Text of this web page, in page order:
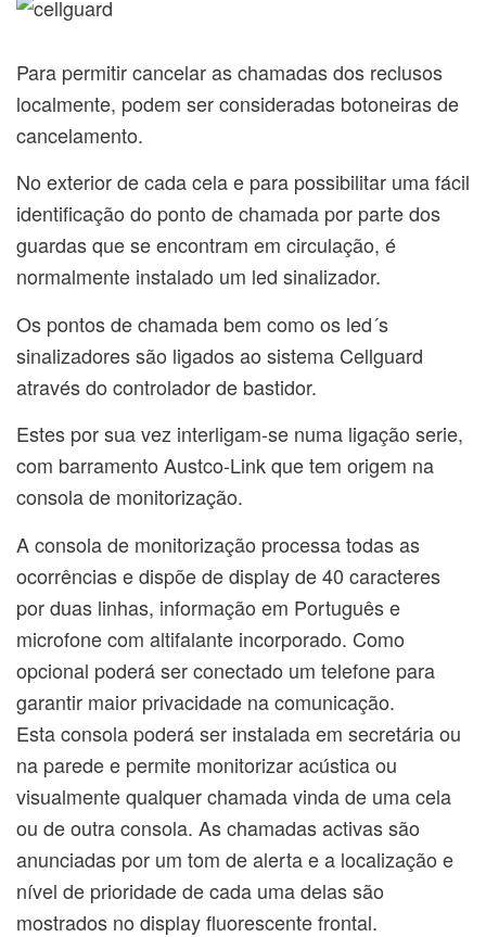
Para permitir cancelar as chamadas dos reclusos
localmente, podem ser consideradas botoneiras de
cancelamento.
No exterior de cada cela e para possibilitar uma fácil
identificação do ponto de chamada por parte dos
guardas que se encontram em circulação, é
normalmente instalado um led sinalizador.
Os pontos de chamada bem como os led´s
sinalizadores são ligados ao sistema Cellguard
através do controlador de bastidor.
Estes por sua vez interligam-se numa ligação serie,
com barramento Austco-Link que tem origem na
consola de monitorização.
A consola de monitorização processa todas as
ocorrências e dispõe de display de 40 caracteres
por duas linhas, informação em Português e
microfone com altifalante incorporado. Como
opcional poderá ser conectado um telefone para
garantir maior privacidade na comunicação.
Esta consola poderá ser instalada em secretária ou
na parede e permite monitorizar acústica ou
visualmente qualquer chamada vinda de uma cela
ou de outra consola. As chamadas activas são
anunciadas por um tom de alerta e a localização e
nível de prioridade de cada uma delas são
mostrados no display fluorescente frontal.